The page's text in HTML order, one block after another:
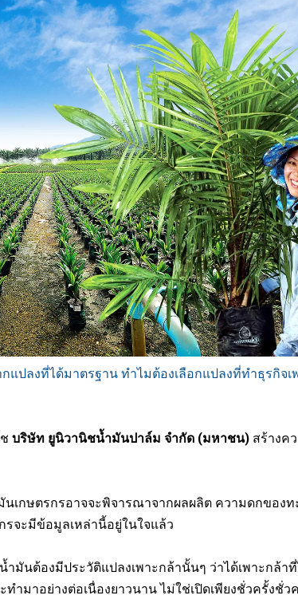
แปลงที่ได้มาตรฐาน ทำไมต้องเลือกแปลงที่ทำธุรกิจเ
บริษัท ยูนิวานิชน้ำมันปาล์ม จำกัด (มหาชน) สร้างค
เกษตรกรอาจจะพิจารณาจากผลผลิต ความดกของท
รจะมีข้อมูลเหล่านี้อยู่ในใจแล้ว
นต้องมีประวัติแปลงเพาะกล้านั้นๆ ว่าได้เพาะกล้า
มาอย่างต่อเนื่องยาวนาน ไม่ใช่เปิดเพียงชั่วครั้งชั่ว